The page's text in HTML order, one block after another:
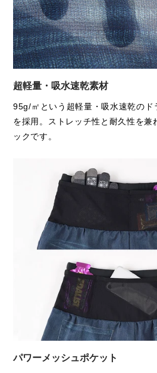
ウエスト 60
ヒップ 95.5
前股下
渡り巾
29
※平置きしたおおよそのサイズです。
※仕上がり寸法(平置き実寸)、お持ちのウェ
※若干の誤差(1cm～2cm)が生じる事がござ
デニムVは、従来モデルよりややタイ
同じ履き心地をご希望の場合は、
1サイ
します。
※股下はベリーショート（5インチ相
大容量を維持しながら、走行時の
りました。
ふたつ目は丈の統一。
従来はサイズごとに丈を変えてい
5インチ丈に統一。
約45mm短くなり、軽さと足さばき
ています。
特に、ハーフタイツやロングタイツ
デニムVの「走れるデニムパンツ」
てください。
そして私たちはすでに、次なる「
進めています。
超軽量・吸水速乾素材
95g/㎡という超軽量・吸水速乾のド
を採用。ストレッチ性と耐久性を兼
ックです。
パワーメッシュポケット